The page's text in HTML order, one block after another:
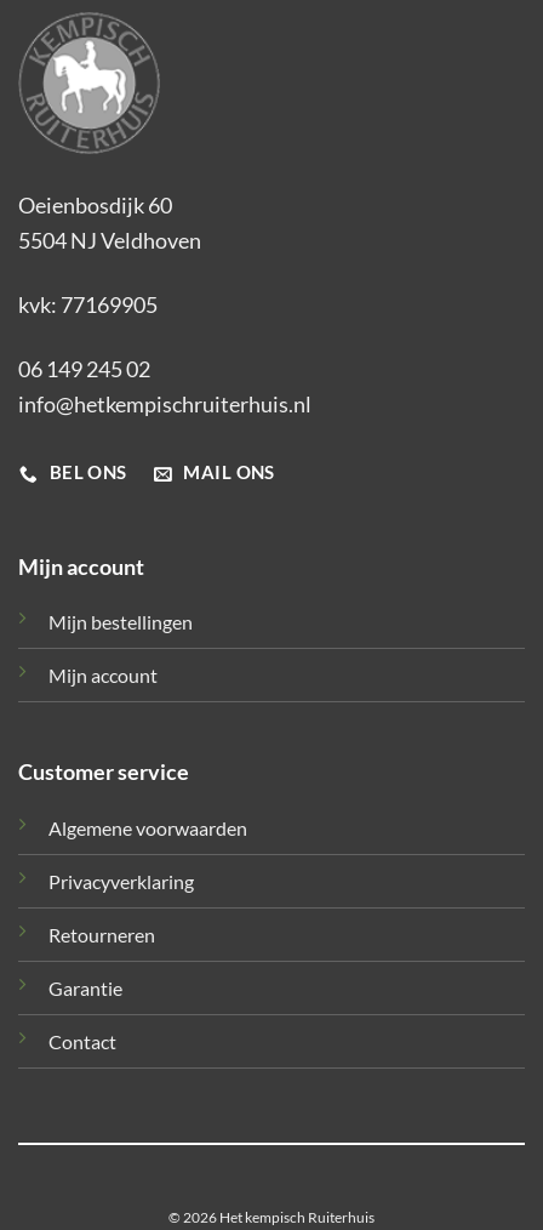
Oeienbosdijk 60
5504 NJ Veldhoven
kvk: 77169905
06 149 245 02
info@hetkempischruiterhuis.nl
BEL ONS MAIL ONS
Mijn account
Mijn bestellingen
Mijn account
Customer service
Algemene voorwaarden
Privacyverklaring
Retourneren
Garantie
Contact
© 2026 Het kempisch Ruiterhuis